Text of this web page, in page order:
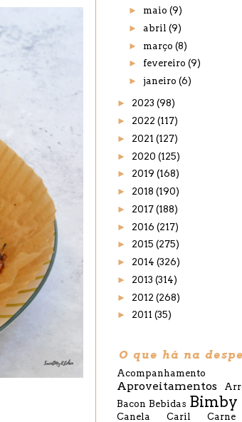
► maio (9)
► abril (9)
► março (8)
► fevereiro (9)
► janeiro (6)
► 2023 (98)
► 2022 (117)
► 2021 (127)
► 2020 (125)
► 2019 (168)
► 2018 (190)
► 2017 (188)
► 2016 (217)
► 2015 (275)
► 2014 (326)
► 2013 (314)
► 2012 (268)
► 2011 (35)
O que há na
Acompanhamento
Aproveitamentos
Bacon Bebidas Bimby
Canela Caril